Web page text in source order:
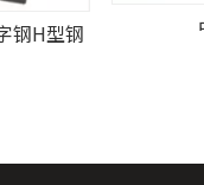
钢H型钢